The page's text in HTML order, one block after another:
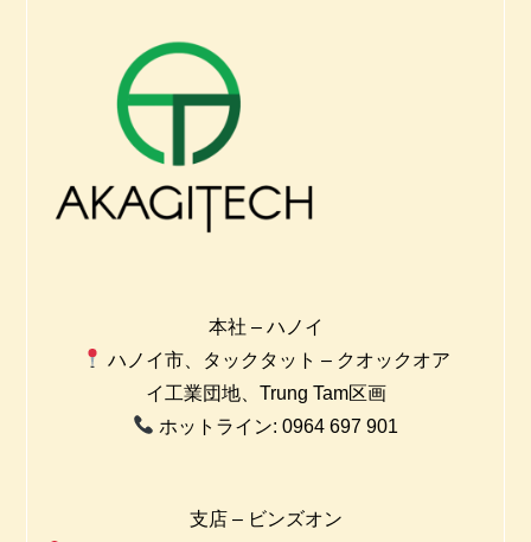
本社 – ハノイ
ハノイ市、タックタット – クオックオア
イ工業団地、Trung Tam区画
ホットライン: 0964 697 901
支店 – ビンズオン